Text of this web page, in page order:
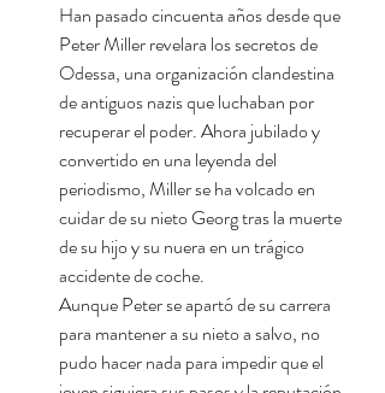
Han pasado cincuenta años desde que
Peter Miller revelara los secretos de
Odessa, una organización clandestina
de antiguos nazis que luchaban por
recuperar el poder. Ahora jubilado y
convertido en una leyenda del
periodismo, Miller se ha volcado en
cuidar de su nieto Georg tras la muerte
de su hijo y su nuera en un trágico
accidente de coche.
Aunque Peter se apartó de su carrera
para mantener a su nieto a salvo, no
pudo hacer nada para impedir que el